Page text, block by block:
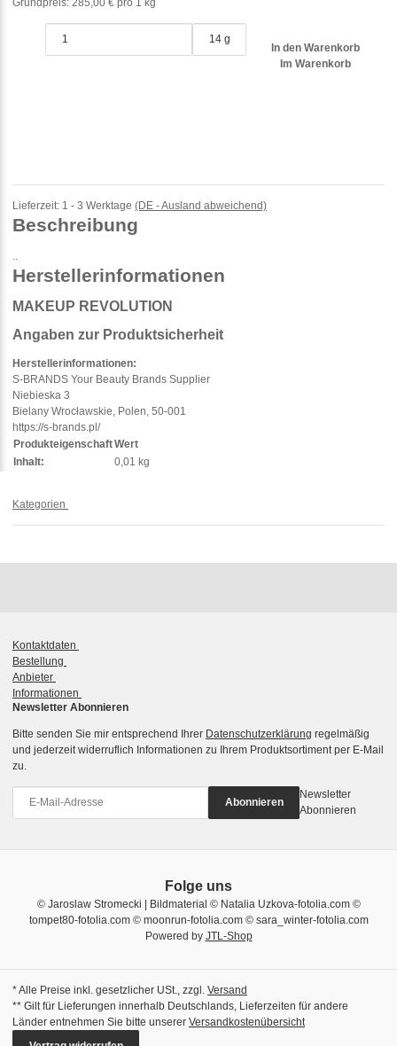
14 g
In den Warenkorb
Im Warenkorb
Lieferzeit: 1 - 3 Werktage (DE - Ausland abweichend)
Beschreibung
..
Herstellerinformationen
MAKEUP REVOLUTION
Angaben zur Produktsicherheit
Herstellerinformationen:
S-BRANDS Your Beauty Brands Supplier
Niebieska 3
Bielany Wrocławskie, Polen, 50-001
https://s-brands.pl/
ProdukteigenschaftWert
Inhalt:
0,01 kg
Kategorien
Kontaktdaten
Bestellung
Anbieter
Informationen
Newsletter Abonnieren
Bitte senden Sie mir entsprechend Ihrer Datenschutzerklärung regelmäßig
und jederzeit widerruflich Informationen zu Ihrem Produktsortiment per E-Mail
zu.
Abonnieren
Newsletter
Abonnieren
© Jaroslaw Stromecki | Bildmaterial © Natalia Uzkova-fotolia.com ©
tompet80-fotolia.com © moonrun-fotolia.com © sara_winter-fotolia.com
Powered by JTL-Shop
Folge uns
* Alle Preise inkl. gesetzlicher USt., zzgl. Versand
** Gilt für Lieferungen innerhalb Deutschlands, Lieferzeiten für andere
Länder entnehmen Sie bitte unserer Versandkostenübersicht